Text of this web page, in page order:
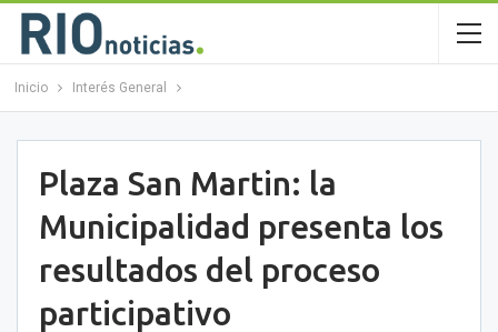
Inicio Interés General
Plaza San Martin: la
Municipalidad presenta los
resultados del proceso
participativo